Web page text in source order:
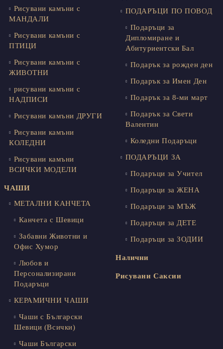
Рисувани камъни с
МАНДАЛИ
Рисувани камъни с
ПТИЦИ
Рисувани камъни с
ЖИВОТНИ
рисувани камъни с
НАДПИСИ
Рисувани камъни ДРУГИ
Рисувани камъни
КОЛЕДНИ
Рисувани камъни
ВСИЧКИ МОДЕЛИ
ЧАШИ
МЕТАЛНИ КАНЧЕТА
Канчета с Шевици
Забавни Животни и
Офис Хумор
Любов и
Персонализирани
Подаръци
КЕРАМИЧНИ ЧАШИ
Чаши с Български
Шевици (Всички)
Чаши Български
ПОДАРЪЦИ ПО ПОВОД
Подаръци за
Дипломиране и
Абитуриентски Бал
Подарък за рожден ден
Подарък за Имен Ден
Подарък за 8-ми март
Подарък за Свети
Валентин
Коледни Подаръци
ПОДАРЪЦИ ЗА
Подаръци за Учител
Подаръци за ЖЕНА
Подаръци за МЪЖ
Подаръци за ДЕТЕ
Подаръци за ЗОДИИ
Налични
Рисувани Саксии